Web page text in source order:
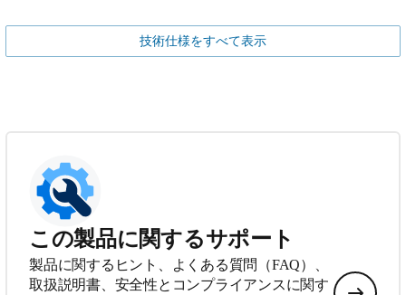
技術仕様をすべて表示
この製品に関するサポート
製品に関するヒント、よくある質問（FAQ）、
取扱説明書、安全性とコンプライアンスに関す